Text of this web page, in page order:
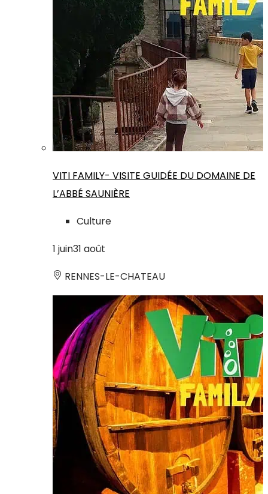
VITI FAMILY- VISITE GUIDÉE DU DOMAINE DE
L’ABBÉ SAUNIÈRE
Culture
1 juin31 août
RENNES-LE-CHATEAU